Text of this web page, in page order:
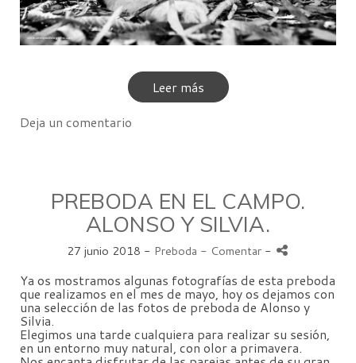
Leer más
Deja un comentario
PREBODA EN EL CAMPO.
ALONSO Y SILVIA.
27 junio 2018 - Preboda - Comentar -
Ya os mostramos algunas fotografías de esta preboda
que realizamos en el mes de mayo, hoy os dejamos con
una selección de las fotos de preboda de Alonso y
Silvia.
Elegimos una tarde cualquiera para realizar su sesión,
en un entorno muy natural, con olor a primavera.